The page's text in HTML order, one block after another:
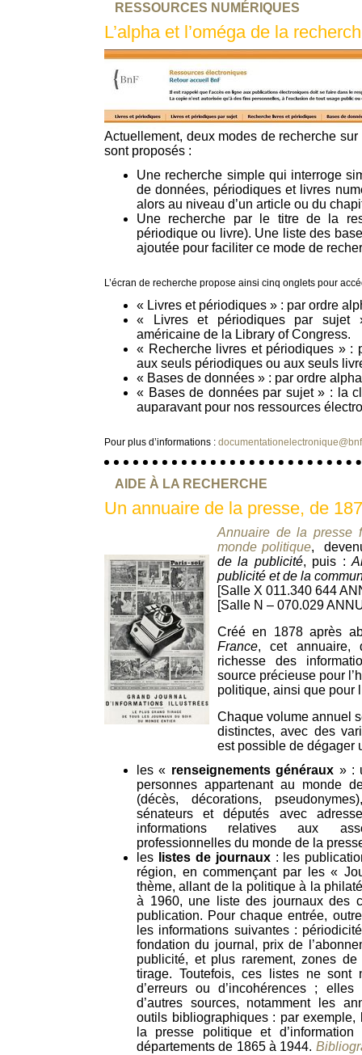
RESSOURCES NUMÉRIQUES
L’alpha et l’oméga de la
Actuellement, deux modes de recherche
sont proposés :
Une recherche simple qui interroge
de données, périodiques et livres
alors au niveau d’un article ou du
Une recherche par le titre de la
périodique ou livre). Une liste des
ajoutée pour faciliter ce mode de
L’écran de recherche propose ainsi cinq onglets pour
« Livres et périodiques » : par ordre
« Livres et périodiques par sujet
américaine de la Library of Congress.
« Recherche livres et périodiques » :
aux seuls périodiques ou aux seuls
« Bases de données » : par ordre
« Bases de données par sujet » : la
auparavant pour nos ressources
Pour plus d’informations :
AIDE À LA RECHERCHE
Un annuaire de la presse, de
Annuaire de la presse
monde politique,
de la publicité, puis :
publicité et de la
[Salle X 011.340 644
[Salle N – 070.029
Créé en 1878 après
France, cet annuaire,
richesse des
source précieuse pour
politique, ainsi que pour
Chaque volume annuel
distinctes, avec des
est possible de dégager
les « renseignements généraux » :
personnes appartenant au monde
(décès, décorations,
sénateurs et députés avec
informations relatives aux
professionnelles du monde de la
les
listes de journaux: les
région, en commençant par les «
thème, allant de la politique à la
à 1960, une liste des journaux des
publication. Pour chaque entrée,
les informations suivantes :
fondation du journal, prix de
publicité, et plus rarement, zones de
tirage. Toutefois, ces listes ne sont
d’erreurs ou d’incohérences ;
d’autres sources, notamment les
outils bibliographiques : par
la presse politique et
départements de 1865 à 1944.